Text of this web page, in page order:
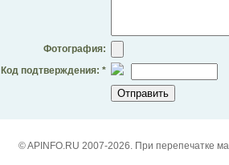
Фотография:
Код подтверждения: *
© APINFO.RU 2007-2026. При перепечатке